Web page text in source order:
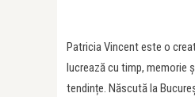
Patricia Vincent este o
lucrează cu timp, memorie
tendințe. Născută la